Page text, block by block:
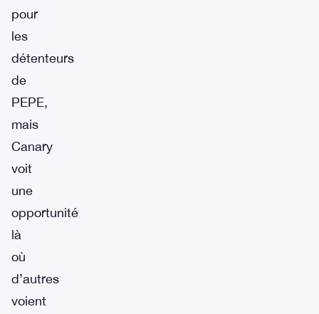
pour
les
détenteurs
de
PEPE,
mais
Canary
voit
une
opportunité
là
où
d’autres
voient